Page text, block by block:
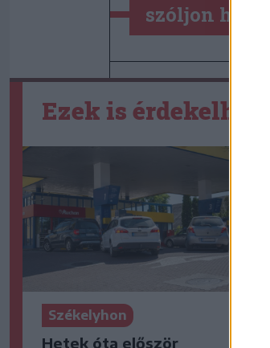
szóljon hozzá!
Ezek is érdekelhetik
Székelyhon
Hetek óta először